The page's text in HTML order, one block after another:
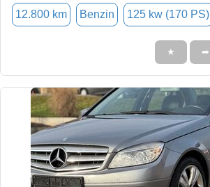
12.800 km Benzin 125 kw (170 PS)
★ ➦